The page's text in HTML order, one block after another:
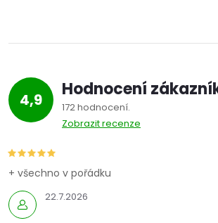
4,9 Hodnocení
172 hodnocení
Zobrazit recenze
22.7.2026
+ všechno v pořádku